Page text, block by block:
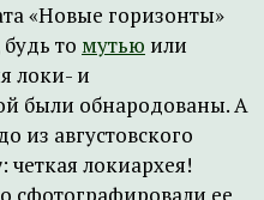
«Новые горизонты»
то мутью или
локи- и
были обнародованы. А
из августовского
: четкая локиархея!